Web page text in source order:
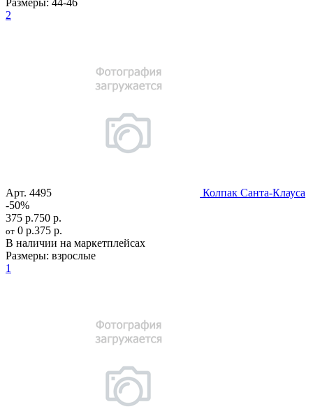
2
Арт. 4495
Колпак Санта-Клауса
-50%
375 р.750 р.
от 0 р.375 р.
В наличии на маркетплейсах
Размеры: взрослые
1